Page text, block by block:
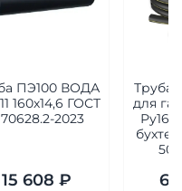
ПЭ100 ВОДА
160х14,6 ГОСТ
2023
15 608 ₽
Труба
для
Ру16
бухте